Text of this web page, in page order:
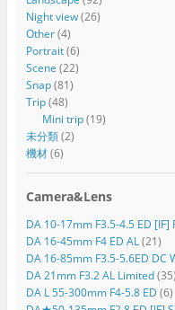
Night view(26)
Other(4)
Portrait(6)
Scene (22)
Snap(81)
Trip(48)
Mini trip(19)
未分類(2)
機材(6)
Camera&Lens
DA 10-17mm F3.5-4.5 ED [IF]
DA 16-45mm F4 ED AL(21)
DA 16-85mm F3.5-5.6ED DC
DA 21mm F3.2 AL Limited(35)
DA L 55-300mm F4-5.8 ED (6)